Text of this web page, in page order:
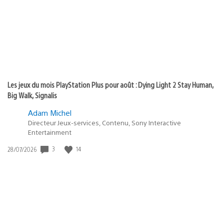
Les jeux du mois PlayStation Plus pour août : Dying Light 2 Stay Human,
Big Walk, Signalis
Adam Michel
Directeur Jeux-services, Contenu, Sony Interactive
Entertainment
Date
28/07/2026 3 14